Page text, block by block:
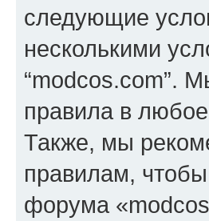
следующие
несколькими
“modcos.com”.
правила в
Также, мы
правилам,
форума